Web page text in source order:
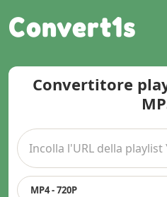
Convert1s
Convertitore
MP4 - 720P